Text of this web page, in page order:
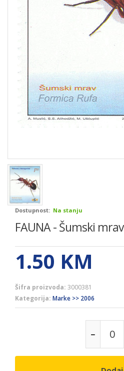
Dostupnost: Na stanju
FAUNA - Šumski mrav
1.50 KM
Šifra proizvoda: 3000381
Kategorija: Marke >> 2006